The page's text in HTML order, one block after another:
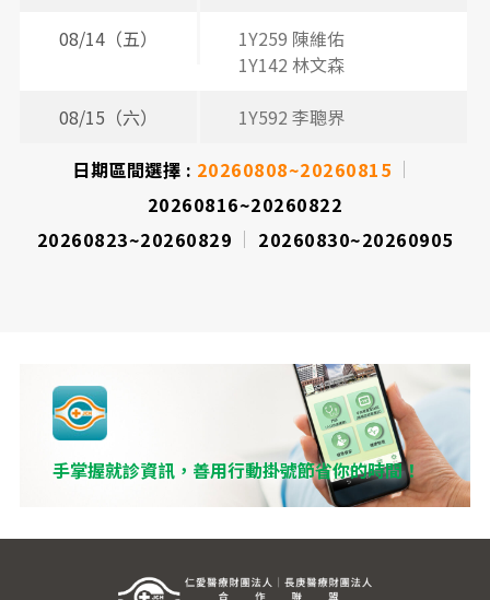
08/14（五）
1Y259 陳維佑
1Y142 林文森
08/15（六）
1Y592 李聰界
日期區間選擇 : 20260808~20260815
20260816~20260822
20260823~20260829
20260830~20260905
手掌握就診資訊，善用行動掛號節省你的時間！